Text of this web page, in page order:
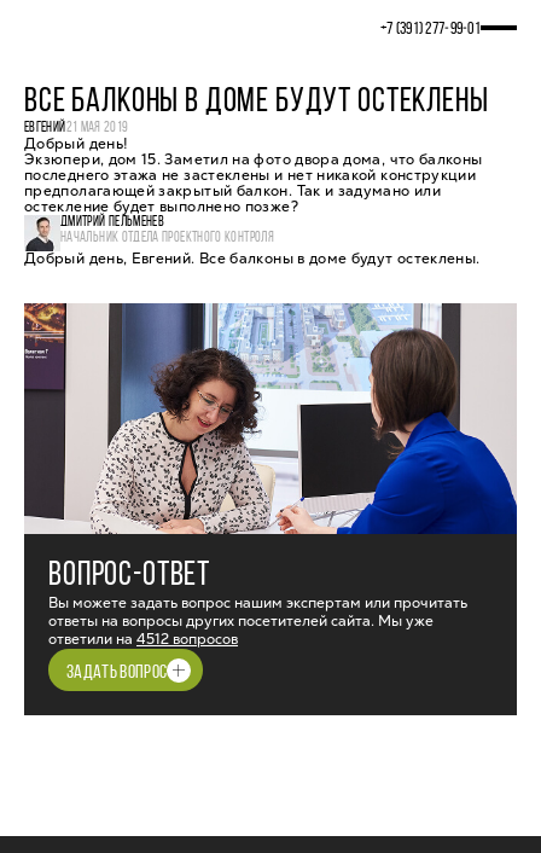
+7 (391) 277‒99‒01
ВСЕ БАЛКОНЫ В ДОМЕ БУДУТ ОСТЕКЛЕНЫ
ЕВГЕНИЙ21 МАЯ 2019
Добрый день!
Экзюпери, дом 15. Заметил на фото двора дома, что балконы
последнего этажа не застеклены и нет никакой конструкции
предполагающей закрытый балкон. Так и задумано или
остекление будет выполнено позже?
ДМИТРИЙ ПЕЛЬМЕНЕВ
НАЧАЛЬНИК ОТДЕЛА ПРОЕКТНОГО КОНТРОЛЯ
Добрый день, Евгений. Все балконы в доме будут остеклены.
ВОПРОС-ОТВЕТ
Вы можете задать вопрос нашим экспертам или прочитать
ответы на вопросы других посетителей сайта. Мы уже
ответили на 4512 вопросов
ЗАДАТЬ ВОПРОС